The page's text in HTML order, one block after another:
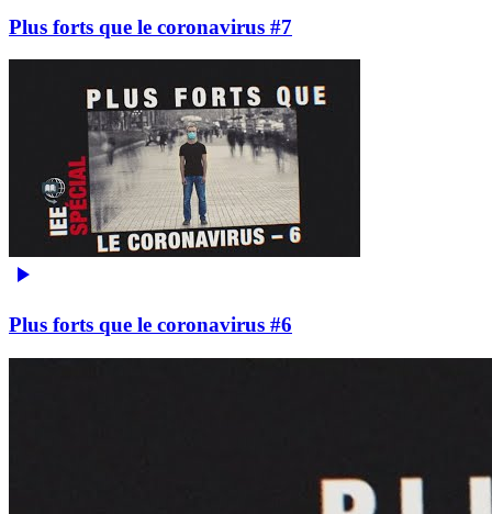
Plus forts que le coronavirus #7
Plus forts que le coronavirus #6